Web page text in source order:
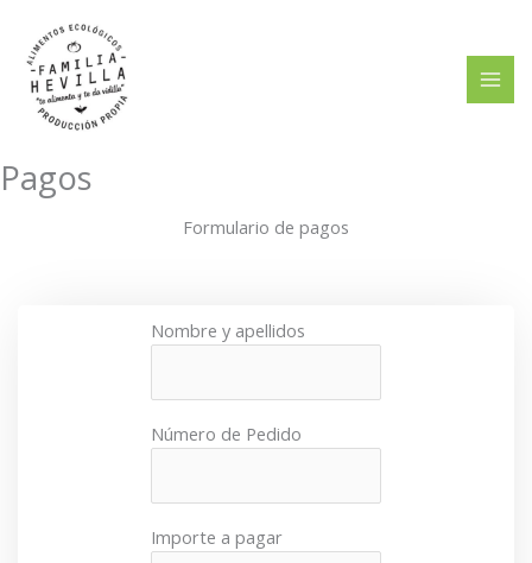
contenido
Pagos
Formulario de pagos
Nombre y apellidos
Número de Pedido
Importe a pagar